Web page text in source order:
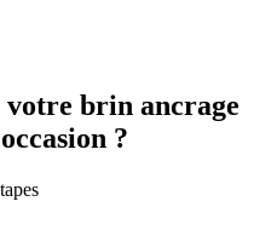
brin ancrage
?